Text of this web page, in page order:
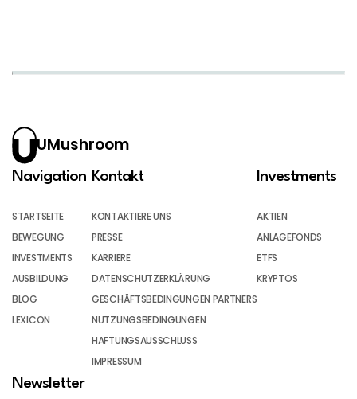
UMushroom
Navigation
STARTSEITE
BEWEGUNG
INVESTMENTS
AUSBILDUNG
BLOG
LEXICON
Kontakt
KONTAKTIERE UNS
PRESSE
KARRIERE
DATENSCHUTZERKLÄRUNG
GESCHÄFTSBEDINGUNGEN PARTNERS
NUTZUNGSBEDINGUNGEN
HAFTUNGSAUSSCHLUSS
IMPRESSUM
Investments
AKTIEN
ANLAGEFONDS
ETFS
KRYPTOS
Newsletter